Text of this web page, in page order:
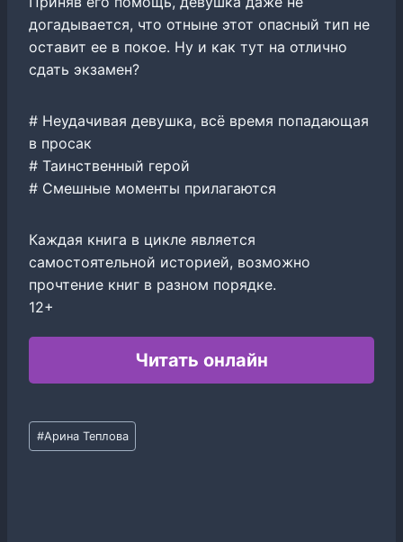
догадывается, что отныне этот опасный тип не
оставит ее в покое. Ну и как тут на отлично
сдать экзамен?
# Неудачивая девушка, всё время попадающая
в просак
# Таинственный герой
# Смешные моменты прилагаются
Каждая книга в цикле является
самостоятельной историей, возможно
прочтение книг в разном порядке.
12+
Читать онлайн
Метки
записи:
#Арина Теплова